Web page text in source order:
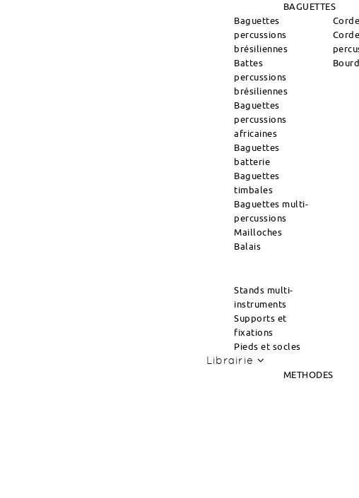
BAGUETTES
Baguettes
percussions
brésiliennes
Battes
percussions
brésiliennes
Baguettes
percussions
africaines
Baguettes
batterie
Baguettes
timbales
Baguettes multi-
percussions
Mailloches
Balais
Stands multi-
instruments
Supports et
fixations
Pieds et socles
Librairie
METHODES